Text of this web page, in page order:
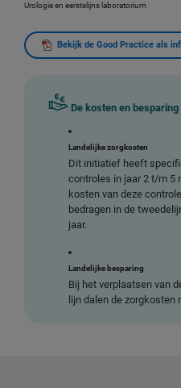
Urologie en eerstelijns laboratorium
Bekijk de Good Practice als
De kosten en besparing
Landelijke zorgkosten
Dit initiatief heeft
controles in jaar 2 t/m 5
kosten van deze
bedragen in de
jaar.
Landelijke besparing
Bij het verplaatsen van
lijn dalen de zorgkosten